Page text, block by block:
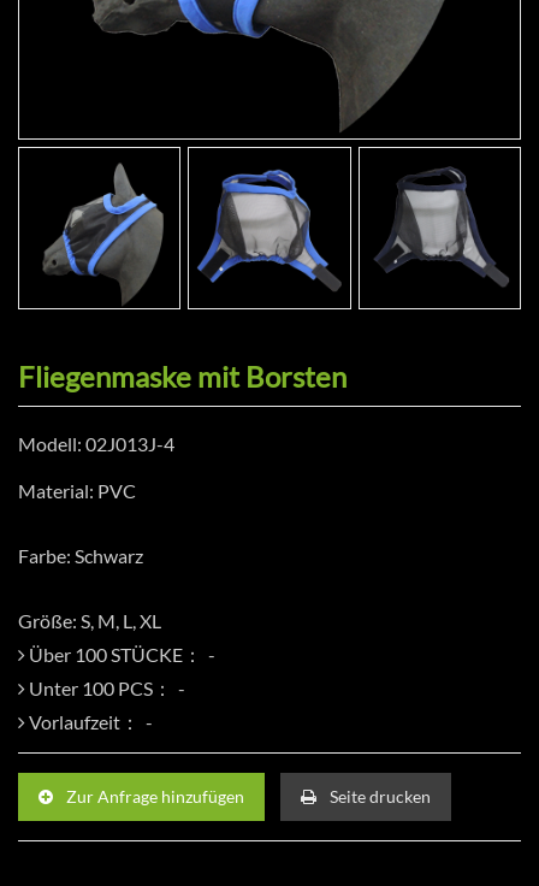
Fliegenmaske mit Borsten
Modell: 02J013J-4
Material: PVC
Farbe: Schwarz
Größe: S, M, L, XL
Über 100 STÜCKE：
Unter 100 PCS：
Vorlaufzeit：
Zur Anfrage hinzufügen Seite drucken